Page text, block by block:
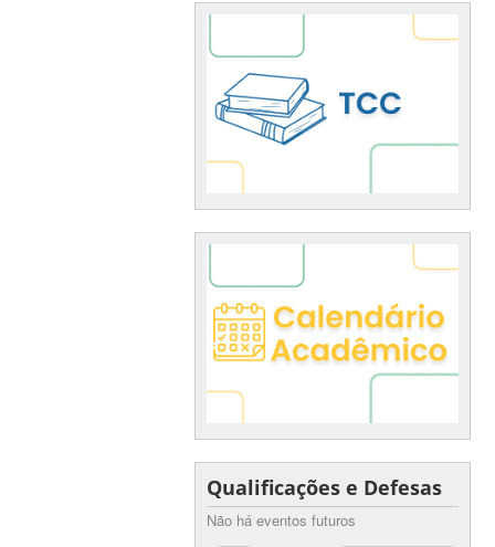
Qualificações e Defesas
Não há eventos futuros